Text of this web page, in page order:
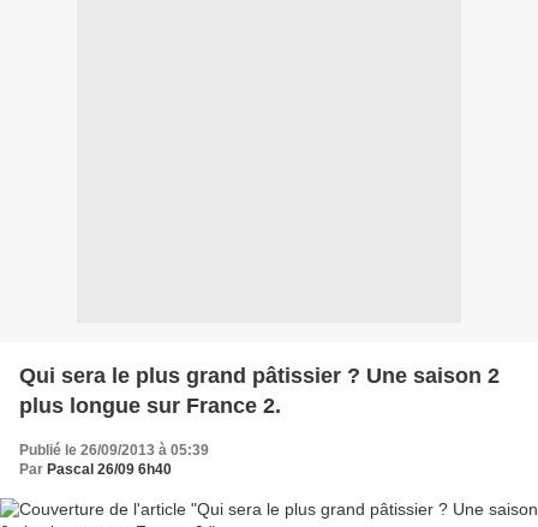
Qui sera le plus grand pâtissier ? Une saison 2
plus longue sur France 2.
Publié le 26/09/2013 à 05:39
Par Pascal 26/09 6h40